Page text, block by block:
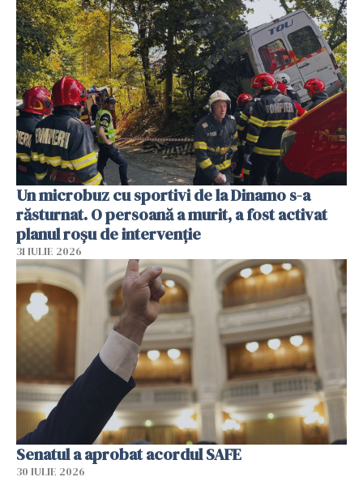
Un microbuz cu sportivi de la Dinamo s-a
răsturnat. O persoană a murit, a fost activat
planul roșu de intervenție
31 IULIE 2026
Senatul a aprobat acordul SAFE
30 IULIE 2026